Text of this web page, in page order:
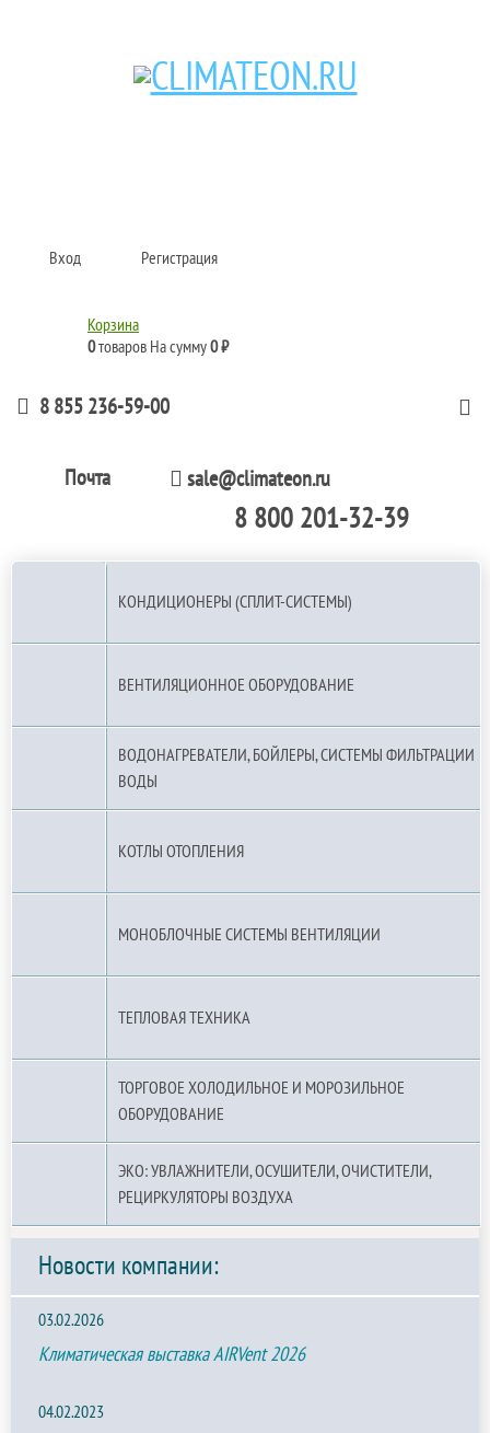
Кондиционеры и сплит-системы, газовые котлы, тепловые завесы, водяные
Вход Регистрация
Корзина
0товаров На сумму0 ₽
8 855 236-59-00
Почта sale@climateon.ru
8 800 201-32-39
КОНДИЦИОНЕРЫ (СПЛИТ-СИСТЕМЫ)
ВЕНТИЛЯЦИОННОЕ ОБОРУДОВАНИЕ
ВОДОНАГРЕВАТЕЛИ, БОЙЛЕРЫ, СИСТЕМЫ ФИЛЬТРАЦИИ
ВОДЫ
КОТЛЫ ОТОПЛЕНИЯ
МОНОБЛОЧНЫЕ СИСТЕМЫ ВЕНТИЛЯЦИИ
ТЕПЛОВАЯ ТЕХНИКА
ТОРГОВОЕ ХОЛОДИЛЬНОЕ И МОРОЗИЛЬНОЕ
ОБОРУДОВАНИЕ
ЭКО: УВЛАЖНИТЕЛИ, ОСУШИТЕЛИ, ОЧИСТИТЕЛИ,
РЕЦИРКУЛЯТОРЫ ВОЗДУХА
Новости компании:
03.02.2026
Климатическая выставка AIRVent 2026
04.02.2023